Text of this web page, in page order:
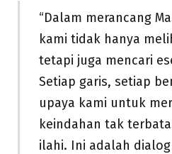
“Dalam merancang
kami tidak hanya
tetapi juga mencari
Setiap garis, setiap
upaya kami untuk
keindahan tak
ilahi. Ini adalah